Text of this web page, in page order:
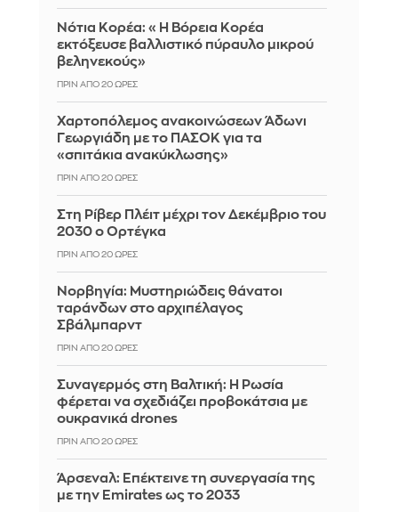
Νότια Κορέα: «Η Βόρεια Κορέα
εκτόξευσε βαλλιστικό πύραυλο μικρού
βεληνεκούς»
ΠΡΙΝ ΑΠΌ 20 ΏΡΕΣ
Χαρτοπόλεμος ανακοινώσεων Άδωνι
Γεωργιάδη με το ΠΑΣΟΚ για τα
«σπιτάκια ανακύκλωσης»
ΠΡΙΝ ΑΠΌ 20 ΏΡΕΣ
Στη Ρίβερ Πλέιτ μέχρι τον Δεκέμβριο του
2030 ο Ορτέγκα
ΠΡΙΝ ΑΠΌ 20 ΏΡΕΣ
Νορβηγία: Μυστηριώδεις θάνατοι
ταράνδων στο αρχιπέλαγος
Σβάλμπαρντ
ΠΡΙΝ ΑΠΌ 20 ΏΡΕΣ
Συναγερμός στη Βαλτική: Η Ρωσία
φέρεται να σχεδιάζει προβοκάτσια με
ουκρανικά drones
ΠΡΙΝ ΑΠΌ 20 ΏΡΕΣ
Άρσεναλ: Επέκτεινε τη συνεργασία της
με την Emirates ως το 2033